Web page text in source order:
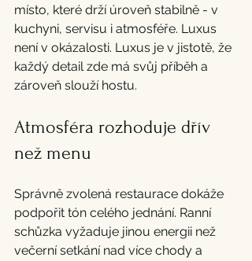
místo, které drží úroveň stabilně - v
kuchyni, servisu i atmosféře. Luxus
není v okázalosti. Luxus je v jistotě, že
každý detail zde má svůj příběh a
zároveň slouží hostu.
Atmosféra rozhoduje dřív
než menu
Správně zvolená restaurace dokáže
podpořit tón celého jednání. Ranní
schůzka vyžaduje jinou energii než
večerní setkání nad více chody a